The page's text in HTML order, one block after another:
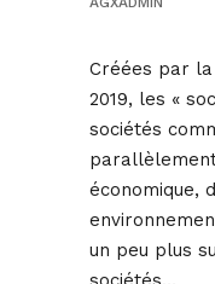
Créées par
2019, les «
sociétés
économique,
un peu plus